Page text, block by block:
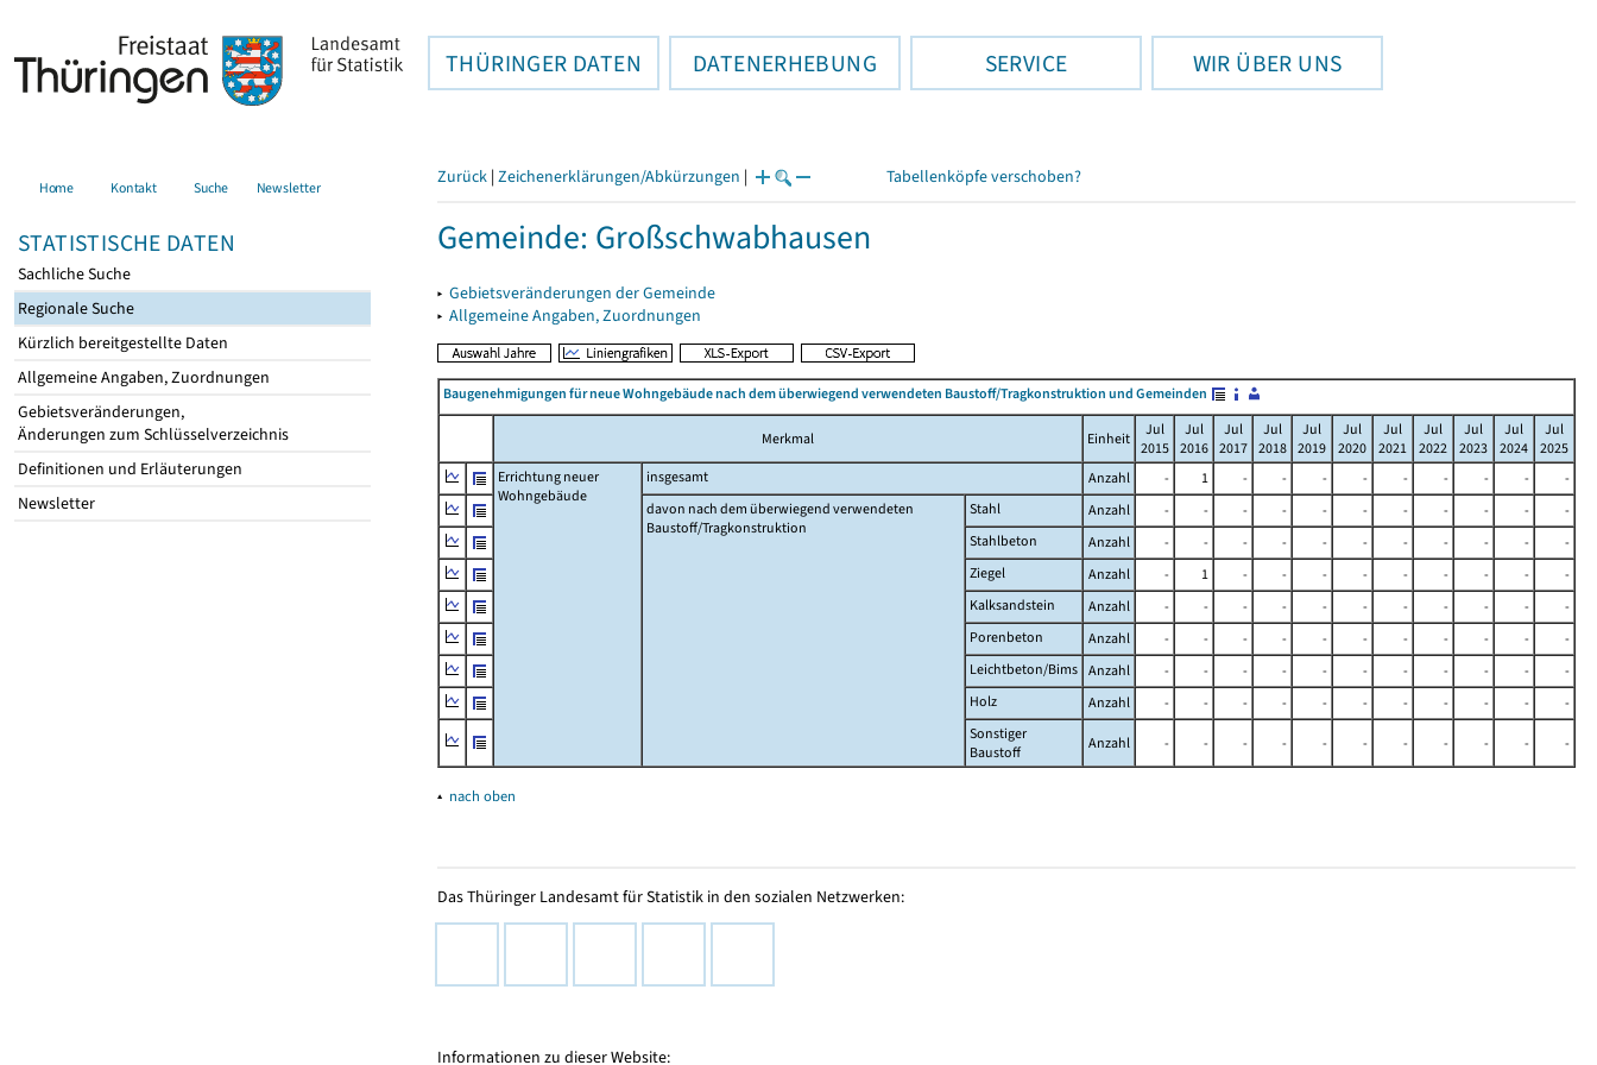
THÜRINGER DATEN DATENERHEBUNG SERVICE WIR ÜBER UNS
Home Kontakt Suche Newsletter
STATISTISCHE DATEN
Sachliche Suche
Regionale Suche
Kürzlich bereitgestellte Daten
Allgemeine Angaben, Zuordnungen
Gebietsveränderungen,
Änderungen zum Schlüsselverzeichnis
Definitionen und Erläuterungen
Newsletter
Zurück | Zeichenerklärungen/Abkürzungen | Tabellenköpfe verschoben?
Gemeinde: Großschwabhausen
▸ Gebietsveränderungen der Gemeinde
▸ Allgemeine Angaben, Zuordnungen
Baugenehmigungen für neue Wohngebäude nach dem überwiegend verwendeten Baustoff/Tragkonstruktion und Gemeinden
Merkmal Einheit
Jul
2015
Jul
2016
Jul
2017
Jul
2018
Jul
2019
Jul
2020
Jul
2021
Jul
2022
Jul
2023
Jul
2024
Jul
2025
Errichtung neuer
Wohngebäude
insgesamt Anzahl - 1 - - - - - - - -
-
davon nach dem überwiegend verwendeten
Baustoff/Tragkonstruktion
Stahl Anzahl - - - - - - - - - -
-
Stahlbeton
Anzahl - - - - - - - - - -
-
Ziegel
Anzahl - 1 - - - - - - - -
-
Kalksandstein
Anzahl - - - - - - - - - -
-
Porenbeton
Anzahl - - - - - - - - - -
-
Leichtbeton/Bims Anzahl - - - - - - - - - -
-
Holz
Anzahl - - - - - - - - - -
-
Sonstiger
Baustoff
Anzahl - - - - - - - - - - -
▴ nach oben
Das Thüringer Landesamt für Statistik in den sozialen Netzwerken:
Informationen zu dieser Website: